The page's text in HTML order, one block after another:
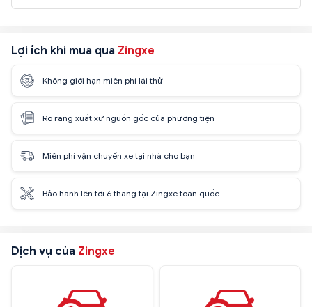
Lợi ích khi mua qua Zingxe
Không giới hạn miễn phí lái thử
Rõ ràng xuất xứ nguồn gốc của phương tiện
Miễn phí vận chuyển xe tại nhà cho bạn
Bảo hành lên tới 6 tháng tại Zingxe toàn quốc
Dịch vụ của Zingxe